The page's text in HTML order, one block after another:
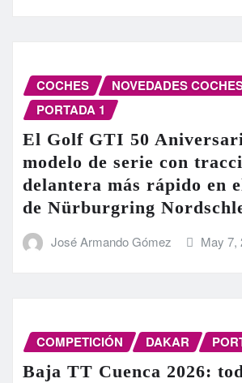
COCHES
NOVEDADES
PORTADA 1
El Golf GTI 50
modelo de serie con
delantera más rápido en
de Nürburgring
José Armando Gómez May 7,
COMPETICIÓN DAKAR
Baja TT Cuenca 2026: